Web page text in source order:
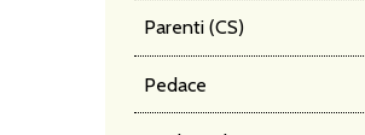
Parenti (CS)
Pedace